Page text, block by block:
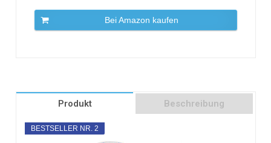
Bei Amazon kaufen
Produkt Beschreibung
BESTSELLER NR. 2